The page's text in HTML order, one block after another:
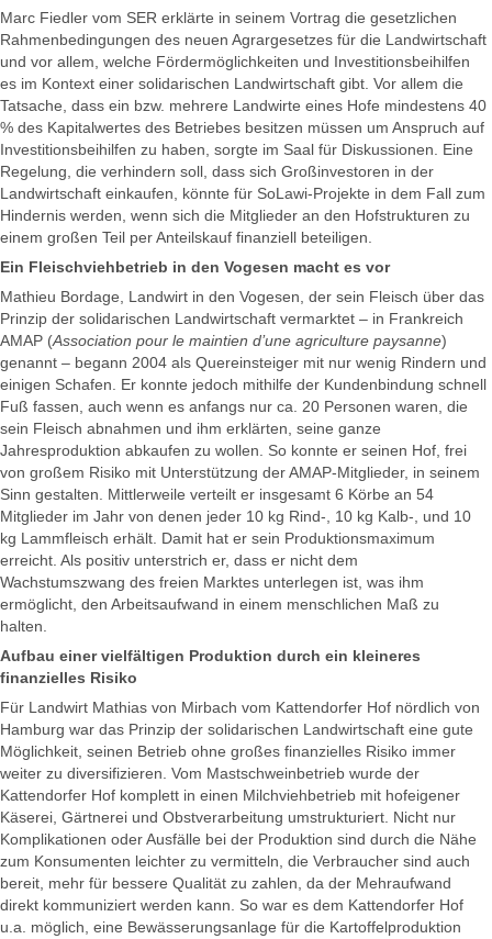
Marc Fiedler vom SER erklärte in seinem Vortrag die gesetzlichen
Rahmenbedingungen des neuen Agrargesetzes für die Landwirtschaft
und vor allem, welche Fördermöglichkeiten und Investitionsbeihilfen
es im Kontext einer solidarischen Landwirtschaft gibt. Vor allem die
Tatsache, dass ein bzw. mehrere Landwirte eines Hofe mindestens 40
% des Kapitalwertes des Betriebes besitzen müssen um Anspruch auf
Investitionsbeihilfen zu haben, sorgte im Saal für Diskussionen. Eine
Regelung, die verhindern soll, dass sich Großinvestoren in der
Landwirtschaft einkaufen, könnte für SoLawi-Projekte in dem Fall zum
Hindernis werden, wenn sich die Mitglieder an den Hofstrukturen zu
einem großen Teil per Anteilskauf finanziell beteiligen.
Ein Fleischviehbetrieb in den Vogesen macht es vor
Mathieu Bordage, Landwirt in den Vogesen, der sein Fleisch über das
Prinzip der solidarischen Landwirtschaft vermarktet – in Frankreich
AMAP (Association pour le maintien d’une agriculture paysanne)
genannt – begann 2004 als Quereinsteiger mit nur wenig Rindern und
einigen Schafen. Er konnte jedoch mithilfe der Kundenbindung schnell
Fuß fassen, auch wenn es anfangs nur ca. 20 Personen waren, die
sein Fleisch abnahmen und ihm erklärten, seine ganze
Jahresproduktion abkaufen zu wollen. So konnte er seinen Hof, frei
von großem Risiko mit Unterstützung der AMAP-Mitglieder, in seinem
Sinn gestalten. Mittlerweile verteilt er insgesamt 6 Körbe an 54
Mitglieder im Jahr von denen jeder 10 kg Rind-, 10 kg Kalb-, und 10
kg Lammfleisch erhält. Damit hat er sein Produktionsmaximum
erreicht. Als positiv unterstrich er, dass er nicht dem
Wachstumszwang des freien Marktes unterlegen ist, was ihm
ermöglicht, den Arbeitsaufwand in einem menschlichen Maß zu
halten.
Aufbau einer vielfältigen Produktion durch ein kleineres
finanzielles Risiko
Für Landwirt Mathias von Mirbach vom Kattendorfer Hof nördlich von
Hamburg war das Prinzip der solidarischen Landwirtschaft eine gute
Möglichkeit, seinen Betrieb ohne großes finanzielles Risiko immer
weiter zu diversifizieren. Vom Mastschweinbetrieb wurde der
Kattendorfer Hof komplett in einen Milchviehbetrieb mit hofeigener
Käserei, Gärtnerei und Obstverarbeitung umstrukturiert. Nicht nur
Komplikationen oder Ausfälle bei der Produktion sind durch die Nähe
zum Konsumenten leichter zu vermitteln, die Verbraucher sind auch
bereit, mehr für bessere Qualität zu zahlen, da der Mehraufwand
direkt kommuniziert werden kann. So war es dem Kattendorfer Hof
u.a. möglich, eine Bewässerungsanlage für die Kartoffelproduktion